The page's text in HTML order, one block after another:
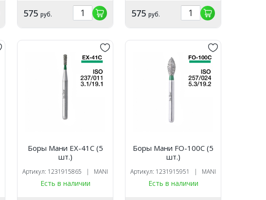
575 руб. 575 руб.
Боры Мани EX-41C (5
шт.)
Артикул: 1231915865 | MANI
Есть в наличии
Боры Мани FO-100C (5
шт.)
Артикул: 1231915951 | MANI
Есть в наличии